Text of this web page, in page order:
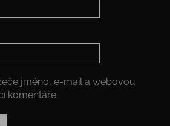
jméno, e-mail a webovou
komentáře.